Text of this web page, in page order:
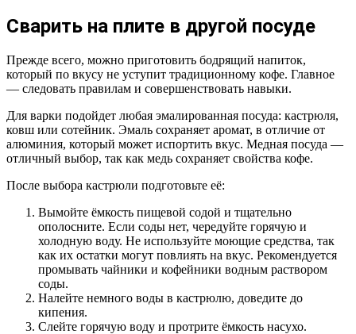
Сварить на плите в другой посуде
Прежде всего, можно приготовить бодрящий напиток,
который по вкусу не уступит традиционному кофе. Главное
— следовать правилам и совершенствовать навыки.
Для варки подойдет любая эмалированная посуда: кастрюля,
ковш или сотейник. Эмаль сохраняет аромат, в отличие от
алюминия, который может испортить вкус. Медная посуда —
отличный выбор, так как медь сохраняет свойства кофе.
После выбора кастрюли подготовьте её:
Вымойте ёмкость пищевой содой и тщательно
ополосните. Если соды нет, чередуйте горячую и
холодную воду. Не используйте моющие средства, так
как их остатки могут повлиять на вкус. Рекомендуется
промывать чайники и кофейники водным раствором
соды.
Налейте немного воды в кастрюлю, доведите до
кипения.
Слейте горячую воду и протрите ёмкость насухо.